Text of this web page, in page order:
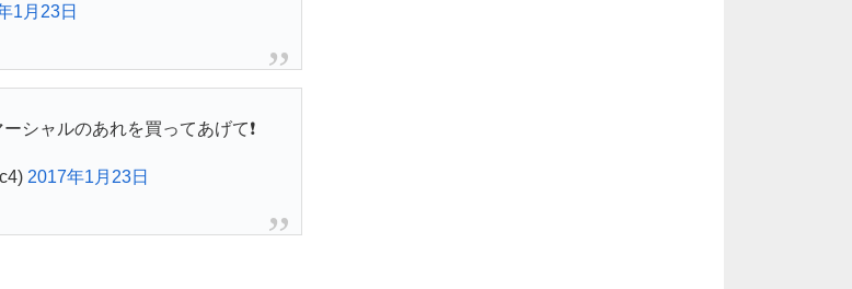
1月23日
シャルのあれを買ってあげて❗
2017年1月23日